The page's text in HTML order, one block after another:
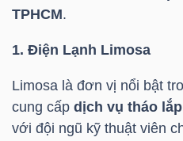
TPHCM.
1. Điện Lạnh Limosa
Limosa là đơn vị nổi bật
cung cấp dịch vụ tháo
với đội ngũ kỹ thuật viên
PHÁI